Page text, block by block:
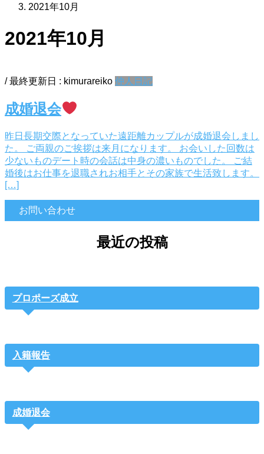
2021年10月
2021年10月
/ 最終更新日 : kimurareiko 仲人日記
成婚退会
昨日長期交際となっていた遠距離カップルが成婚退会しまし
た。 ご両親のご挨拶は来月になります。 お会いした回数は
少ないものデート時の会話は中身の濃いものでした。 ご結
婚後はお仕事を退職されお相手とその家族で生活致します。
[…]
お問い合わせ
最近の投稿
プロポーズ成立
入籍報告
成婚退会